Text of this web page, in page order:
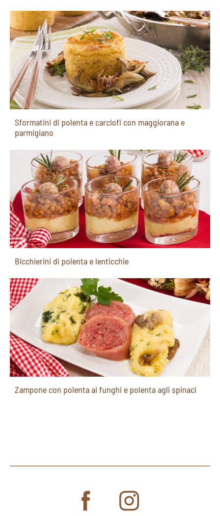
Sformatini di polenta e carciofi con maggiorana e
parmigiano
Bicchierini di polenta e lenticchie
Zampone con polenta ai funghi e polenta agli spinaci